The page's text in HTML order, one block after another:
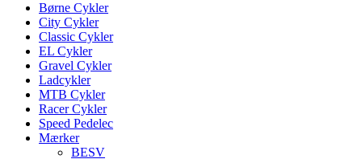
Børne Cykler
City Cykler
Classic Cykler
EL Cykler
Gravel Cykler
Ladcykler
MTB Cykler
Racer Cykler
Speed Pedelec
Mærker
BESV